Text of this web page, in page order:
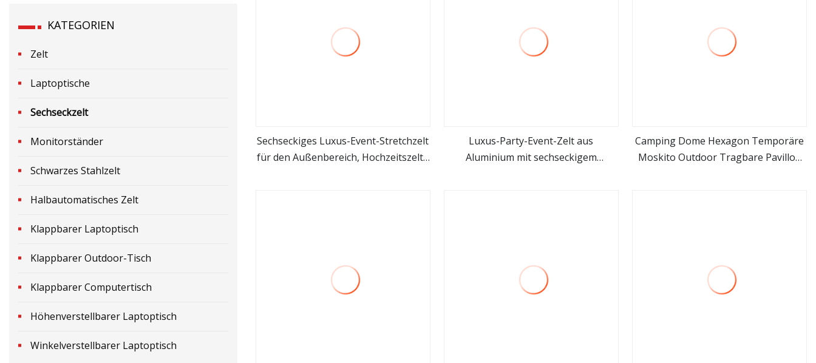
KATEGORIEN
Zelt
Laptoptische
Sechseckzelt
Monitorständer
Schwarzes Stahlzelt
Halbautomatisches Zelt
Klappbarer Laptoptisch
Klappbarer Outdoor-Tisch
Klappbarer Computertisch
Höhenverstellbarer Laptoptisch
Winkelverstellbarer Laptoptisch
mehr sehen
Sechseckiges Luxus-Event-Stretchzelt
für den Außenbereich, Hochzeitszelte
mehr sehen
Luxus-Party-Event-Zelt aus
Aluminium mit sechseckigem
mehr sehen
Camping Dome Hexagon Temporäre
Moskito Outdoor Tragbare Pavillon